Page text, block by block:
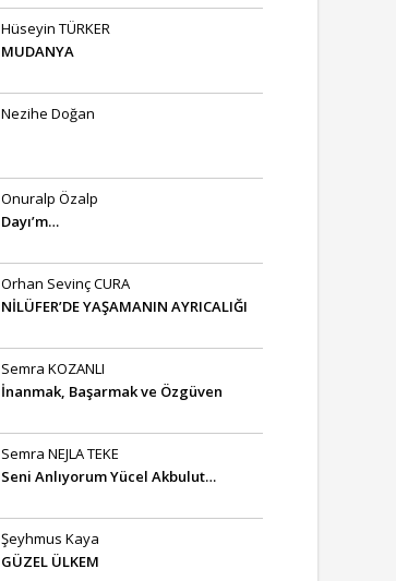
Hüseyin TÜRKER
MUDANYA
Nezihe Doğan
Onuralp Özalp
Dayı’m…
Orhan Sevinç CURA
NİLÜFER’DE YAŞAMANIN AYRICALIĞI
Semra KOZANLI
İnanmak, Başarmak ve Özgüven
Semra NEJLA TEKE
Seni Anlıyorum Yücel Akbulut…
Şeyhmus Kaya
GÜZEL ÜLKEM